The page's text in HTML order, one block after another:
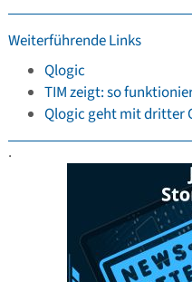
Weiterführende Links
Qlogic
TIM zeigt: so
Qlogic geht mit dritter
.